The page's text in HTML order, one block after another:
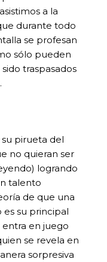
a la
durante todo
se profesan
sólo pueden
traspasados
pirueta del
no quieran ser
logrando
talento
de que una
su principal
entra en juego
se revela en
sorpresiva